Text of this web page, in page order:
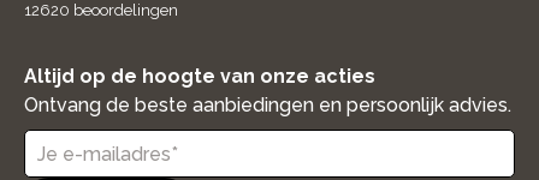
12620 beoordelingen
Altijd op de hoogte van onze acties
Ontvang de beste aanbiedingen en persoonlijk advies.